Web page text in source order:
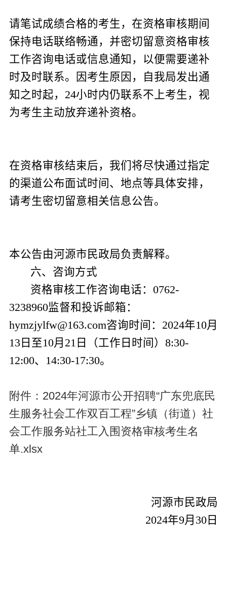
请笔试成绩合格的考生，在资格审核期间
保持电话联络畅通，并密切留意资格审核
工作咨询电话或信息通知，以便需要递补
时及时联系。因考生原因，自我局发出通
知之时起， 24小时内仍联系不上考生，视
为考生主动放弃递补资格。
在资格审核结束后，我们将尽快通过指定
的渠道公布面试时间、地点等具体安排，
请考生密切留意相关信息公告。
本公告由河源市民政局负责解释。
六、 咨询方式
资格审核工作咨询电话：0762-
3238960监督和投诉邮箱：
hymzjylfw@163.com咨询时间： 2024年10月
13 日至10月 21 日（工作日时间） 8:30-
12:00、 14:30-17:30。
附件：2024年河源市公开招聘“广东兜底民
生服务社会工作双百工程”乡镇（街道）社
会工作服务站社工入围资格审核考生名
单.xlsx
河源市民政局
2024年9月 30 日